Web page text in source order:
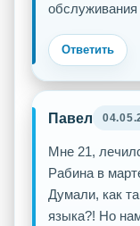
обслуживания
Ответить
Павел
Мне 21,
Рабина в
Думали, как
языка?! Но